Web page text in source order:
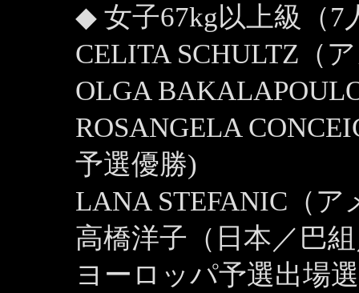
◆ 女子67kg以上級（7
CELITA SCHULTZ（
OLGA
ROSANGELA
予選優勝)
LANA STEFANIC（ア
高橋洋子（日本／巴
ヨーロッパ予選出場